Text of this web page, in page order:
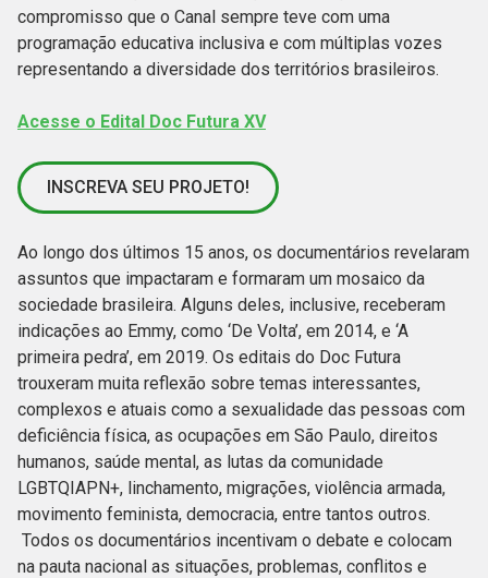
compromisso que o Canal sempre teve com uma
programação educativa inclusiva e com múltiplas vozes
representando a diversidade dos territórios brasileiros.
Acesse o Edital Doc Futura XV
INSCREVA SEU PROJETO!
Ao longo dos últimos 15 anos, os documentários revelaram
assuntos que impactaram e formaram um mosaico da
sociedade brasileira. Alguns deles, inclusive, receberam
indicações ao Emmy, como ‘De Volta’, em 2014, e ‘A
primeira pedra’, em 2019. Os editais do Doc Futura
trouxeram muita reflexão sobre temas interessantes,
complexos e atuais como a sexualidade das pessoas com
deficiência física, as ocupações em São Paulo, direitos
humanos, saúde mental, as lutas da comunidade
LGBTQIAPN+, linchamento, migrações, violência armada,
movimento feminista, democracia, entre tantos outros.
Todos os documentários incentivam o debate e colocam
na pauta nacional as situações, problemas, conflitos e